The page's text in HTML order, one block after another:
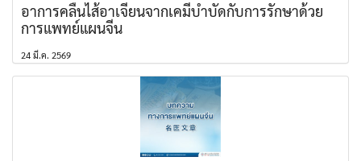
อาการคลื่นไส้อาเจียนจากเคมีบำบัดกับการรักษาด้วย
การแพทย์แผนจีน
24 มี.ค. 2569